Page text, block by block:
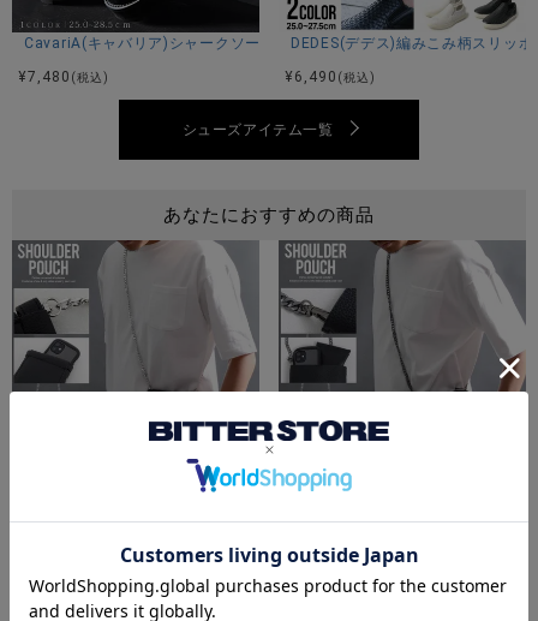
CavariA(キャバリア)シャークソールブラックコンビネーションモカシン
¥7,480 (税込)
DEDES(デデス)編みこみ柄スリッ
¥ 6,490 (税込)
シューズアイテム一覧
あなたにおすすめの商品